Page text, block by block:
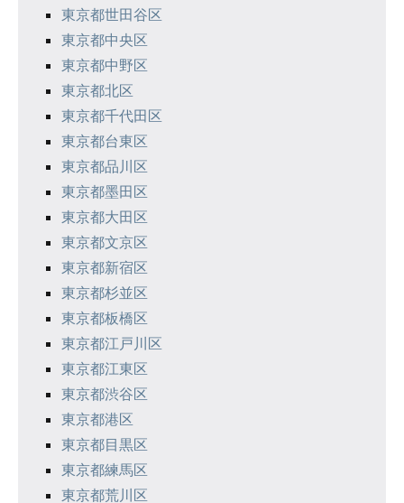
東京都世田谷区
東京都中央区
東京都中野区
東京都北区
東京都千代田区
東京都台東区
東京都品川区
東京都墨田区
東京都大田区
東京都文京区
東京都新宿区
東京都杉並区
東京都板橋区
東京都江戸川区
東京都江東区
東京都渋谷区
東京都港区
東京都目黒区
東京都練馬区
東京都荒川区